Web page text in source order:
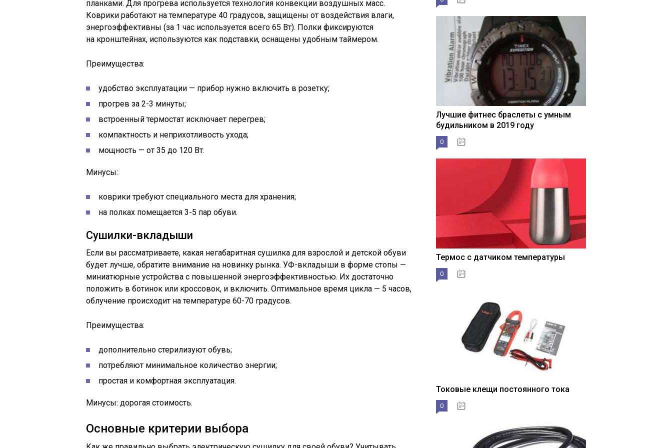
планками. Для прогрева используется технология конвекции воздушных масс.
Коврики работают на температуре 40 градусов, защищены от воздействия влаги,
энергоэффективны (за 1 час используется всего 65 Вт). Полки фиксируются
на кронштейнах, используются как подставки, оснащены удобным таймером.
Преимущества:
удобство эксплуатации — прибор нужно включить в розетку;
прогрев за 2-3 минуты;
встроенный термостат исключает перегрев;
компактность и неприхотливость ухода;
мощность — от 35 до 120 Вт.
Минусы:
коврики требуют специального места для хранения;
на полках помещается 3-5 пар обуви.
Сушилки-вкладыши
Если вы рассматриваете, какая негабаритная сушилка для взрослой и детской обуви
будет лучше, обратите внимание на новинку рынка. УФ-вкладыши в форме стопы —
миниатюрные устройства с повышенной энергоэффективностью. Их достаточно
положить в ботинок или кроссовок, и включить. Оптимальное время цикла — 5 часов,
облучение происходит на температуре 60-70 градусов.
Преимущества:
дополнительно стерилизуют обувь;
потребляют минимальное количество энергии;
простая и комфортная эксплуатация.
Минусы: дорогая стоимость.
Основные критерии выбора
Лучшие фитнес браслеты с умным
будильником в 2019 году
0
Термос с датчиком температуры
0
Токовые клещи постоянного тока
0